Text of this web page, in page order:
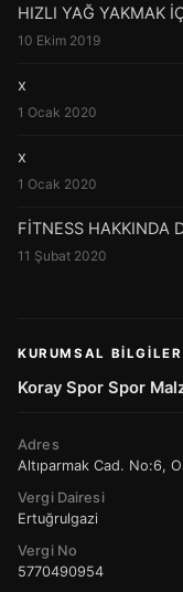
HIZLI YAĞ YAKMAK
10 Ekim 2019
x
1 Ocak 2020
x
1 Ocak 2020
FİTNESS HAKKINDA
11 Şubat 2020
KURUMSAL BILGILER
Koray Spor Spor
Adres
Altıparmak Cad. No:6,
Vergi Dairesi
Ertuğrulgazi
Vergi No
5770490954